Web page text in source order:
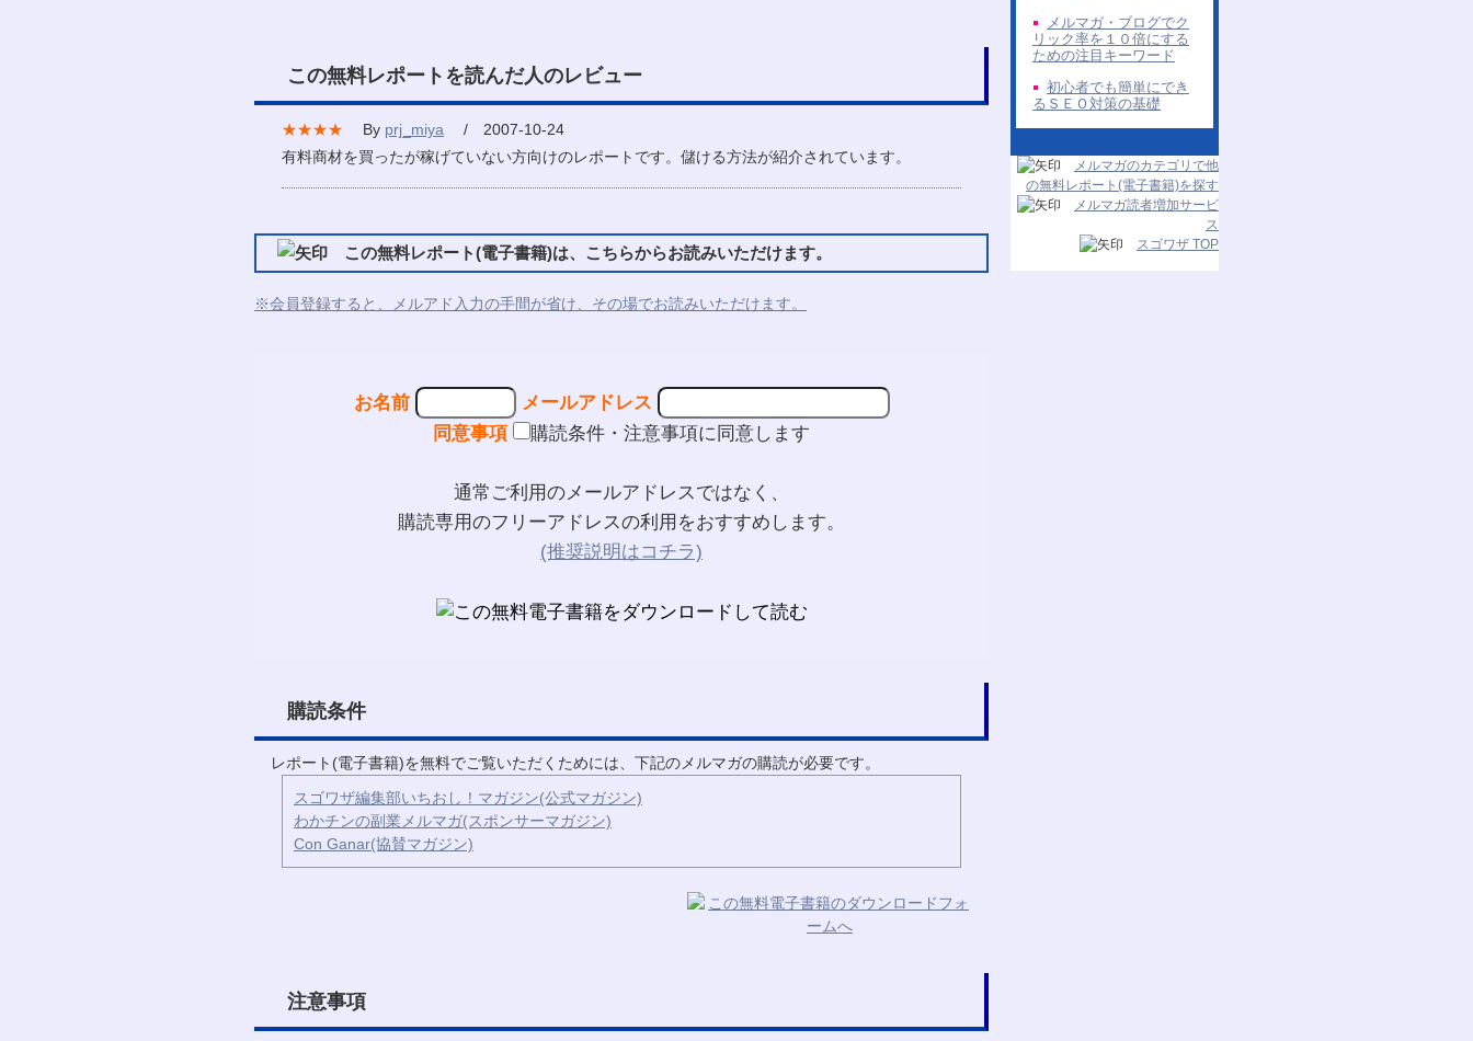
この無料レポートを読んだ人のレビュー
★★★★ By prj_miya / 2007-10-24
有料商材を買ったが稼げていない方向けのレポートです。儲ける方法が紹介されています。
この無料レポート(電子書籍)は、こちらからお読みいただけます。
※会員登録すると、メルアド入力の手間が省け、その場でお読みいただけます。
お名前
メールアドレス
同意事項
購読条件・注意事項に同意します
通常ご利用のメールアドレスではなく、
購読専用のフリーアドレスの利用をおすすめします。
(推奨説明はコチラ)
購読条件
レポート(電子書籍)を無料でご覧いただくためには、下記のメルマガの購読が必要です。
スゴワザ編集部いちおし！マガジン(公式マガジン)
わかチンの副業メルマガ(スポンサーマガジン)
Con Ganar(協賛マガジン)
注意事項
メルマガ・ブログでク
リック率を１０倍にする
ための注目キーワード
初心者でも簡単にでき
るＳＥＯ対策の基礎
メルマガのカテゴリで他
の無料レポート(電子書籍)を探す
メルマガ読者増加サービ
ス
スゴワザ TOP